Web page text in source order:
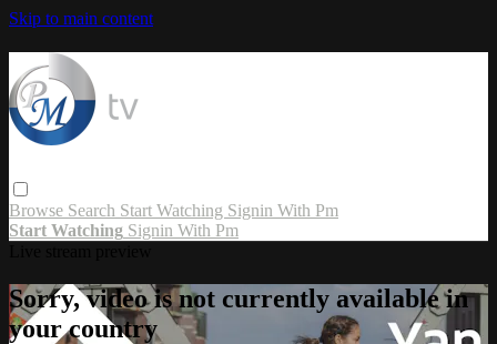
Skip to main content
Browse Search Start Watching Signin With Pm
Start Watching Signin With Pm
Sorry, video is not currently available in
your country